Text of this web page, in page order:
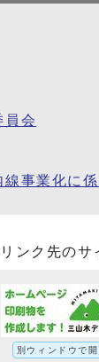
員会
事業化に
ンク先のサ
別ウィンドウで開